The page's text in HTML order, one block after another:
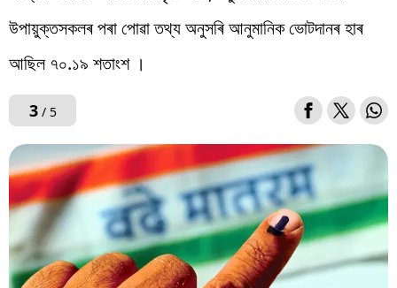
উপায়ুক্তসকলৰ পৰা পোৱা তথ্য অনুসৰি আনুমানিক ভোটদানৰ হাৰ
আছিল ৭০.১৯ শতাংশ ।
3/ 5